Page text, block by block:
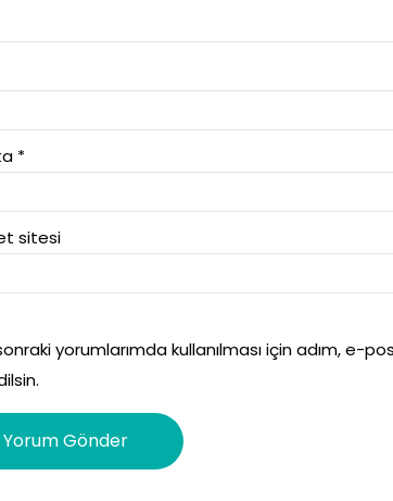
*
sitesi
yorumlarımda kullanılması için adım, e-